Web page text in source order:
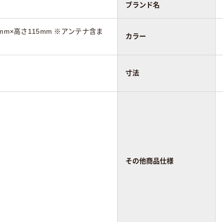
ブランド名
高さ115mm ※アンテナ含ま
カラー
寸法
その他商品仕様